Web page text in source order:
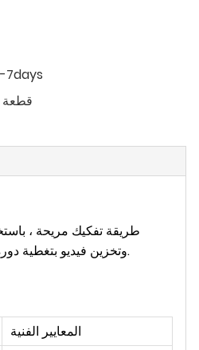
7days
30
طريقة تفكيك مريحة ،
وتخزين فيديو بتغطية دورة بطاقة الذاكرة المزدوجة.
المعايير الفنية